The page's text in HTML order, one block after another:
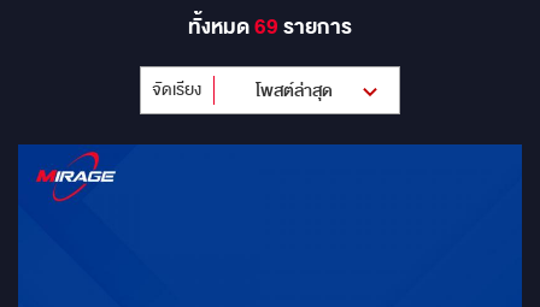
ทั้งหมด69รายการ
จัดเรียง โพสต์ล่าสุด